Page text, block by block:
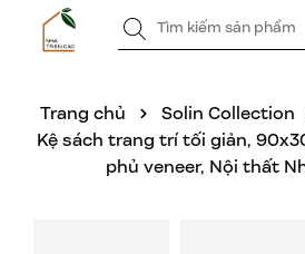
Trang chủ Solin Collection
Kệ sách trang trí tối giản,
phủ veneer, Nội thất